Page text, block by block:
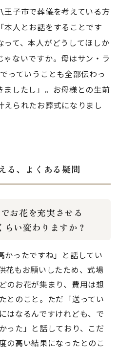
王子市で葬儀を考えている方
本人とお話をすることです
て、本人がどうしてほしか
ゃないですか。母はサン・ラ
っていうことも全部伝わっ
ましたし」。お母様との生前
られたお葬式になりまし
る、よくある疑問
お花を充実させる
らい変わりますか？
かったですね」と話してい
花もお願いしたため、式場
のお花が集まり、費用は想
とのこと。ただ「送ってい
はなるんですけれども、で
った」と話しており、こだ
の高い結果になったとのこ